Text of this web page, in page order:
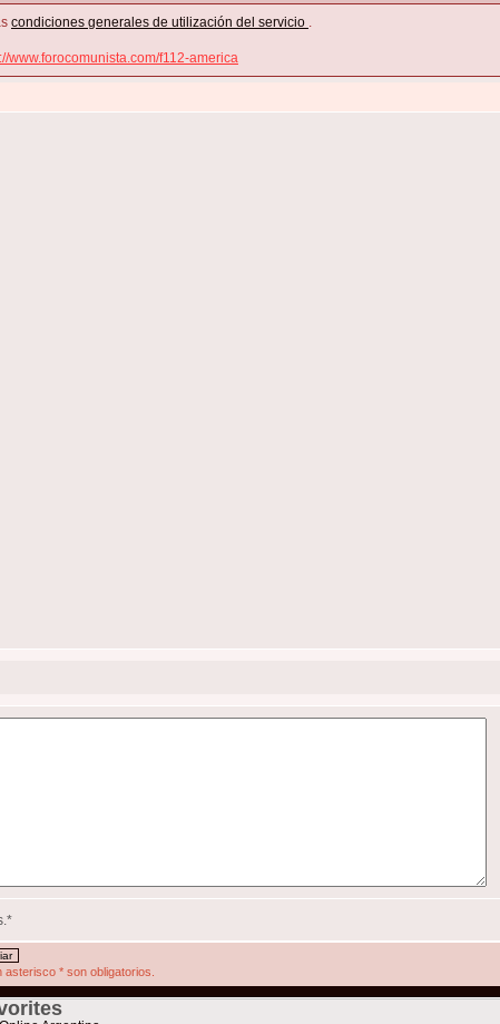
condiciones generales de utilización del servicio
www.forocomunista.com/f112-america
*
asterisco* son obligatorios.